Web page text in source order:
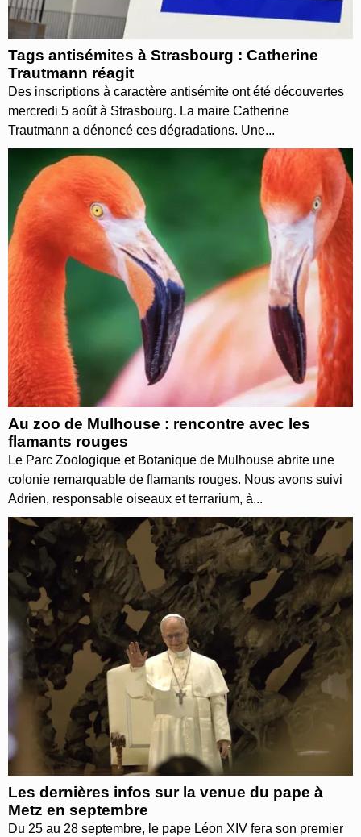
Tags antisémites à Strasbourg : Catherine
Trautmann réagit
Des inscriptions à caractère antisémite ont été découvertes
mercredi 5 août à Strasbourg. La maire Catherine
Trautmann a dénoncé ces dégradations. Une...
Au zoo de Mulhouse : rencontre avec les
flamants rouges
Le Parc Zoologique et Botanique de Mulhouse abrite une
colonie remarquable de flamants rouges. Nous avons suivi
Adrien, responsable oiseaux et terrarium, à...
Les dernières infos sur la venue du pape à
Metz en septembre
Du 25 au 28 septembre, le pape Léon XIV fera son premier